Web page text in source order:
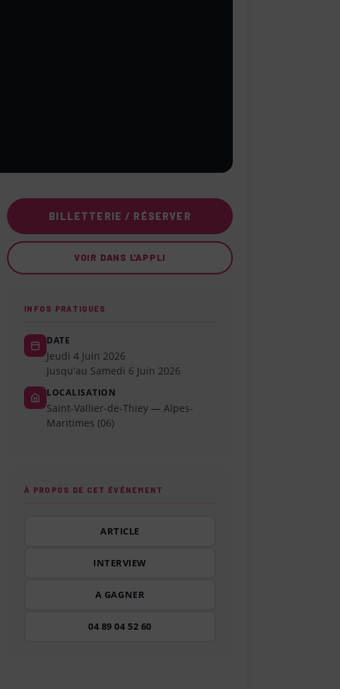
BILLETTERIE / RÉSERVER
VOIR DANS L'APPLI
INFOS PRATIQUES
DATE
Jeudi 4 Juin 2026
Jusqu'au Samedi 6 Juin 2026
LOCALISATION
Saint-Vallier-de-Thiey — Alpes-
Maritimes (06)
À PROPOS DE CET ÉVÉNEMENT
ARTICLE
INTERVIEW
A GAGNER
04 89 04 52 60